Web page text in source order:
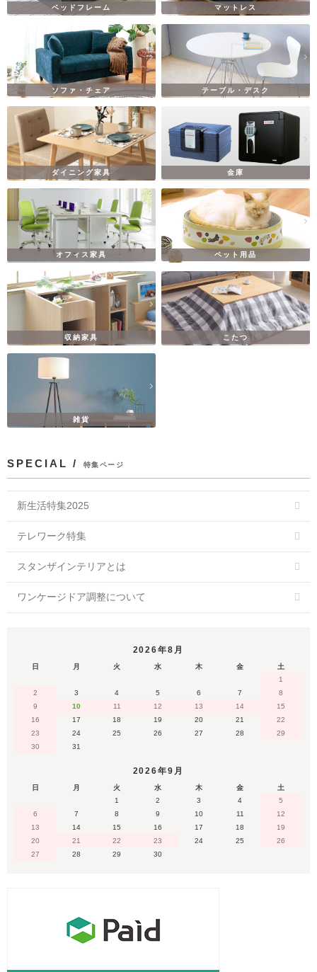
ベッドフレーム マットレス
ソファ・チェア テーブル・デスク
ダイニング家具 金庫
オフィス家具 ペット用品
収納家具 こたつ
雑貨
SPECIAL / 特集ページ
新生活特集2025
テレワーク特集
スタンザインテリアとは
ワンケージドア調整について
2026年8月
日 月 火 水 木 金
土
1
2
3 4 5 6 7
8
9
10 11 12 13 14
15
16
17 18 19 20 21
22
23
24 25 26 27 28
29
30
31
2026年9月
日 月 火 水 木 金
土
1
2 3 4
5
6
7 8 9 10 11
12
13
14 15 16 17 18
19
20
21 22 23 24 25
26
27
28 29 30